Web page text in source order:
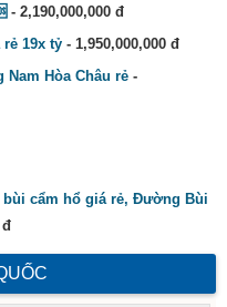
- 2,190,000,000 đ
rẻ 19x tỷ - 1,950,000,000 đ
Hòa Châu rẻ -
bùi cẩm hổ giá rẻ, Đường Bùi
đ